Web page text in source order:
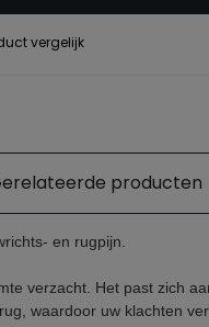
vergelijk
producten
en rugpijn.
verzacht. Het past zich
waardoor uw klachten